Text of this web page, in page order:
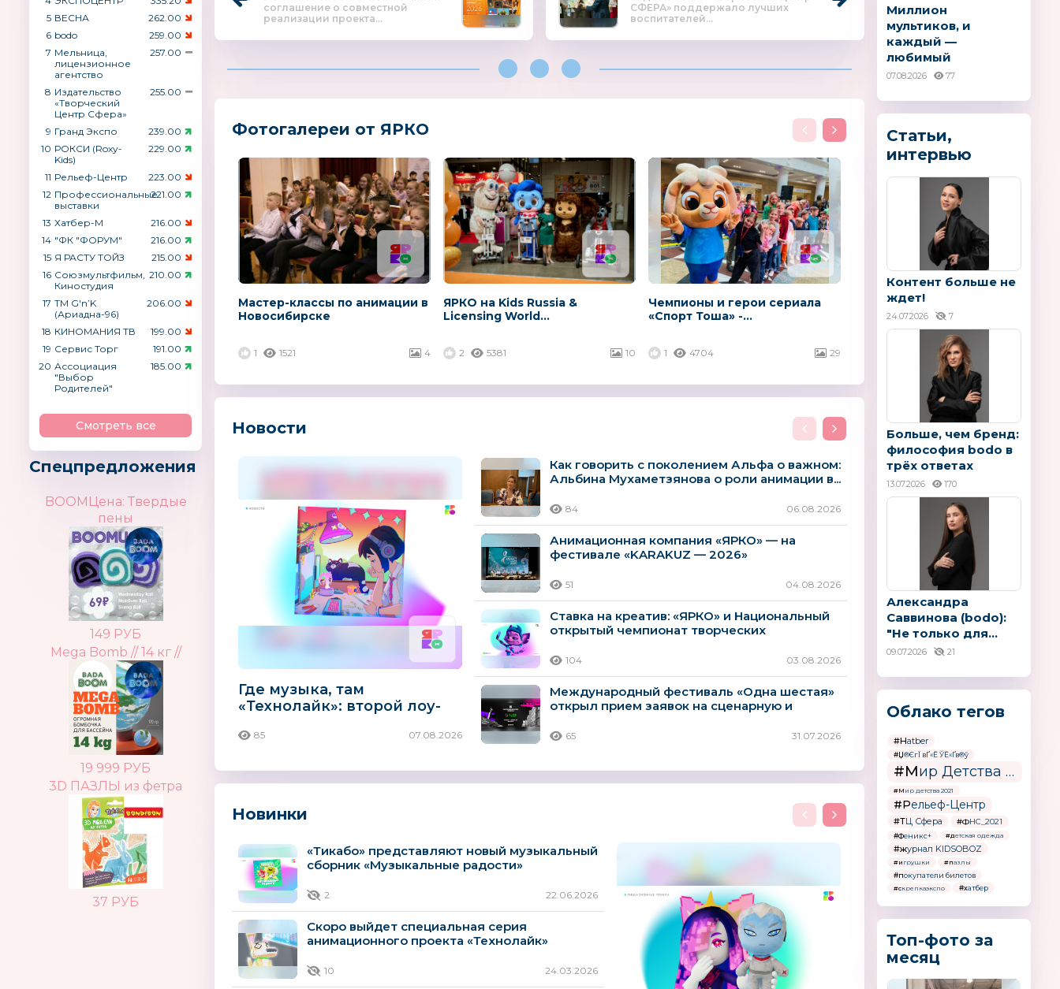
5 ВЕСНА
262.00
6 bodo
259.00
7 Мельница,
лицензионное
агентство
257.00
8 Издательство
«Творческий
Центр Сфера»
255.00
9 Гранд Экспо
239.00
10 РОКСИ (Roxy-
Kids)
229.00
11 Рельеф-Центр
223.00
12 Профессиональные
выставки
221.00
13 Хатбер-М
216.00
14 "ФК "ФОРУМ"
216.00
15 Я РАСТУ ТОЙЗ
215.00
16 Союзмультфильм,
Киностудия
210.00
17 ТМ G′n’K
(Ариадна-96)
206.00
18 КИНОМАНИЯ ТВ
199.00
19 Сервис Торг
191.00
20 Ассоциация
"Выбор
Родителей"
185.00
Смотреть все
Спецпредложения
BOOMЦена: Твердые
пены
149 РУБ
Mega Bomb // 14 кг //
19 999 РУБ
3D ПАЗЛЫ из фетра
37 РУБ
соглашение о совместной
реализации проекта...
СФЕРА» поддержало лучших
воспитателей...
Фотогалереи от ЯРКО
Мастер-классы по анимации в
Новосибирске
1 1521 4
ЯРКО на Kids Russia &
Licensing World...
2 5381 10
Чемпионы и герои сериала
«Спорт Тоша» -...
1 4704 29
Новости
Где музыка, там
«Технолайк»: второй лоу-
рассвета» уже в сети
85 07.08.2026
Как говорить с поколением Альфа о важном:
Альбина Мухаметзянова о роли анимации в...
84 06.08.2026
Анимационная компания «ЯРКО» — на
фестивале «KARAKUZ — 2026»
51 04.08.2026
Ставка на креатив: «ЯРКО» и Национальный
открытый чемпионат творческих
104 03.08.2026
Международный фестиваль «Одна шестая»
открыл прием заявок на сценарную и
65 31.07.2026
Новинки
«Тикабо» представляют новый музыкальный
сборник «Музыкальные радости»
2 22.06.2026
Скоро выйдет специальная серия
анимационного проекта «Технолайк»
10 24.03.2026
Миллион
мультиков, и
каждый —
любимый
07.08.2026 77
Статьи,
интервью
Контент больше не
ждет!
24.07.2026 7
Больше, чем бренд:
философия bodo в
трёх ответах
13.07.2026 170
Александра
Саввинова (bodo):
"Не только для...
09.07.2026 21
Облако тегов
#Hatber
#Џ®ЄгЇ вҐ«Ё ЎЁ«Ґв®ў
#Мир Детства - Россия
#Мир детства 2021
#Рельеф-Центр
#ТЦ Сфера #ФНС_2021
#Феникс+ #детская одежда
#журнал KIDSOBOZ
#игрушки #пазлы
#покупатели билетов
#скрепкаэкспо #хатбер
Топ-фото за
месяц